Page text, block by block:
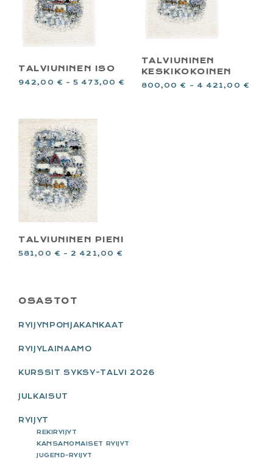
TALVIUNINEN ISO
942,00 € –5 473,00 €
TALVIUNINEN
KESKIKOKOINEN
800,00 € – 4 421,00 €
TALVIUNINEN PIENI
581,00 € – 2 421,00 €
PRIMARY
SIDEBAR
OSASTOT
RYIJYNPOHJAKANKAAT
RYIJYLAINAAMO
KURSSIT SYKSY-TALVI 2026
JULKAISUT
RYIJYT
REKIRYIJYT
KANSANOMAISET RYIJYT
JUGEND-RYIJYT